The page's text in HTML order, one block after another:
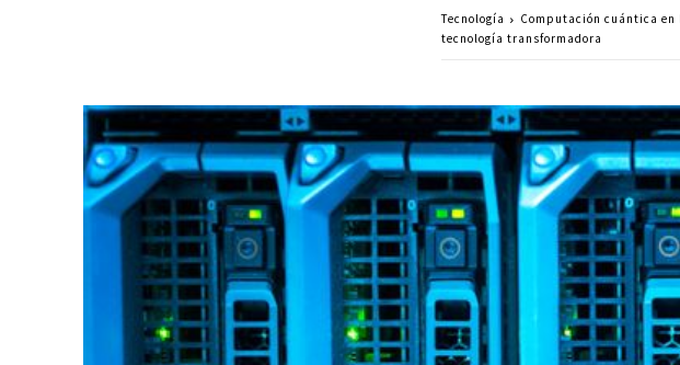
Tecnología
Computación cuántica
tecnología transformadora